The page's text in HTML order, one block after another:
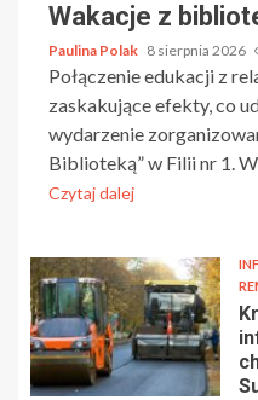
Wakacje z
Paulina Polak 8 sierpnia 2026
Połączenie edukacji z
zaskakujące efekty, co
wydarzenie
Biblioteką” w Filii nr 1.
Czytaj dalej